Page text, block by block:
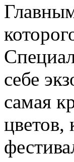
себе
самая
цветов,